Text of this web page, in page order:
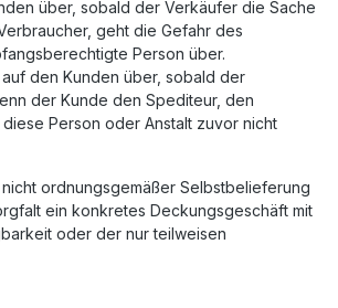
über, sobald der Verkäufer die Sache
geht die Gefahr des
Person über.
den Kunden über, sobald der
der Kunde den Spediteur, den
Person oder Anstalt zuvor nicht
ordnungsgemäßer Selbstbelieferung
ein konkretes Deckungsgeschäft mit
oder der nur teilweisen